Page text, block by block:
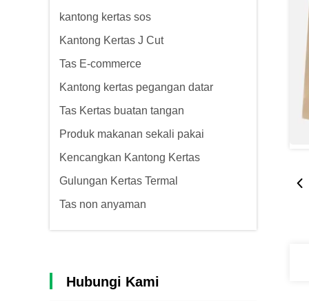
kantong kertas sos
Kantong Kertas J Cut
Tas E-commerce
Kantong kertas pegangan datar
Tas Kertas buatan tangan
Produk makanan sekali pakai
Kencangkan Kantong Kertas
Gulungan Kertas Termal
Tas non anyaman
Hubungi Kami